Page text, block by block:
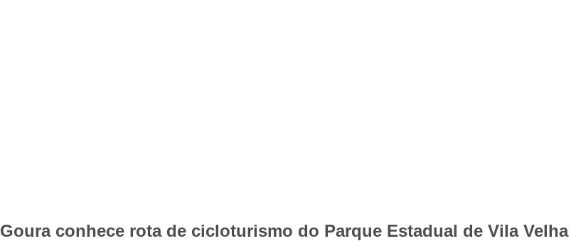
Goura conhece rota de cicloturismo do Parque Estadual de Vila Velha